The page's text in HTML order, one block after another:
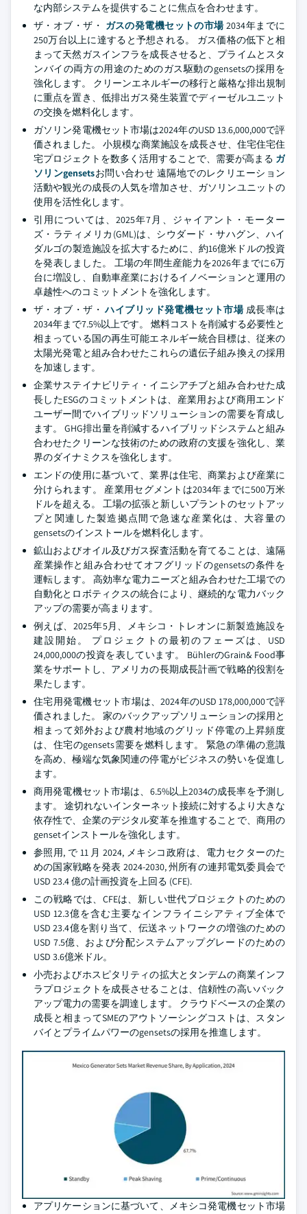
な内部システムを提供することに焦点を合わせます。
ザ・オブ・ザ・ ガスの発電機セットの市場2034年までに
250万台以上に達すると予想される。 ガス価格の低下と相
まって天然ガスインフラを成長させると、プライムとスタ
ンバイの両方の用途のためのガス駆動のgensetsの採用を
強化します。 クリーンエネルギーの移行と厳格な排出規制
に重点を置き、低排出ガス発生装置でディーゼルユニット
の交換を燃料化します。
ガソリン発電機セット市場は2024年のUSD 13.6,000,000で評
価されました。 小規模な商業施設を成長させ、住宅住宅住
宅プロジェクトを数多く活用することで、需要が高まる ガ
ソリンgensetsお問い合わせ 遠隔地でのレクリエーション
活動や観光の成長の人気を増加させ、ガソリンユニットの
使用を活性化します。
引用については、2025年7月、ジャイアント・モーター
ズ・ラティメリカ(GML)は、シウダード・サハグン、ハイ
ダルゴの製造施設を拡大するために、約16億米ドルの投資
を発表しました。 工場の年間生産能力を2026年までに6万
台に増設し、自動車産業におけるイノベーションと運用の
卓越性へのコミットメントを強化します。
ザ・オブ・ザ・ハイブリッド発電機セット市場成長率は
2034年まで7.5%以上です。 燃料コストを削減する必要性と
相まっている国の再生可能エネルギー統合目標は、従来の
太陽光発電と組み合わせたこれらの遺伝子組み換えの採用
を加速します。
企業サステイナビリティ・イニシアチブと組み合わせた成
長したESGのコミットメントは、産業用および商用エンド
ユーザー間でハイブリッドソリューションの需要を育成し
ます。 GHG排出量を削減するハイブリッドシステムと組み
合わせたクリーンな技術のための政府の支援を強化し、業
界のダイナミクスを強化します。
エンドの使用に基づいて、業界は住宅、商業および産業に
分けられます。 産業用セグメントは2034年までに500万米
ドルを超える。 工場の拡張と新しいプラントのセットアッ
プと関連した製造拠点間で急速な産業化は、大容量の
gensetsのインストールを燃料化します。
鉱山およびオイル及びガス探査活動を育てることは、遠隔
産業操作と組み合わせてオフグリッドのgensetsの条件を
運転します。 高効率な電力ニーズと組み合わせた工場での
自動化とロボティクスの統合により、継続的な電力バック
アップの需要が高まります。
例えば、2025年5月、メキシコ・トレオンに新製造施設を
建設開始。 プロジェクトの最初のフェーズは、USD
24,000,000の投資を表しています。 BühlerのGrain& Food事
業をサポートし、アメリカの長期成長計画で戦略的役割を
果たします。
住宅用発電機セット市場は、2024年のUSD 178,000,000で評
価されました。 家のバックアップソリューションの採用と
相まって郊外および農村地域のグリッド停電の上昇頻度
は、住宅のgensets需要を燃料します。 緊急の準備の意識
を高め、極端な気象関連の停電がビジネスの勢いを促進し
ます。
商用発電機セット市場は、6.5%以上2034の成長率を予測し
ます。 途切れないインターネット接続に対するより大きな
依存性で、企業のデジタル変革を推進することで、商用の
gensetインストールを強化します。
参照用, で 11 月 2024, メキシコ政府は、電力セクターのた
めの国家戦略を発表 2024-2030, 州所有の連邦電気委員会で
USD 23.4 億の計画投資を上回る (CFE).
この戦略では、CFEは、新しい世代プロジェクトのための
USD 12.3億を含む主要なインフライニシアティブ全体で
USD 23.4億を割り当て、伝送ネットワークの増強のための
USD 7.5億、および分配システムアップグレードのための
USD 3.6億米ドル。
小売およびホスピタリティの拡大とタンデムの商業インフ
ラプロジェクトを成長させることは、信頼性の高いバック
アップ電力の需要を調達します。 クラウドベースの企業の
成長と相まってSMEのアウトソーシングコストは、スタン
バイとプライムパワーのgensetsの採用を推進します。
アプリケーションに基づいて、メキシコ発電機セット市場